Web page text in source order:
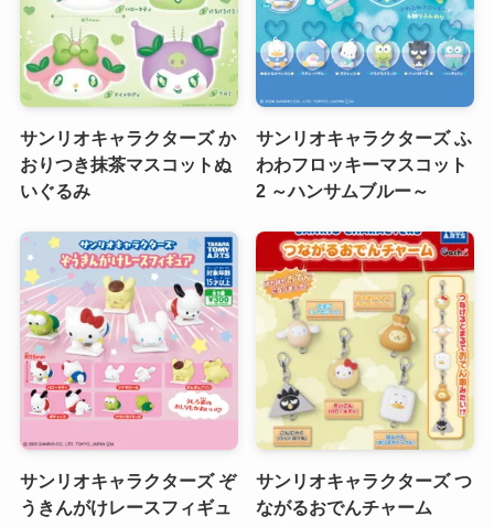
サンリオキャラクターズ か
おりつき抹茶マスコットぬ
いぐるみ
サンリオキャラクターズ ふ
わわフロッキーマスコット
2 ～ハンサムブルー～
サンリオキャラクターズ ぞ
うきんがけレースフィギュ
サンリオキャラクターズ つ
ながるおでんチャーム